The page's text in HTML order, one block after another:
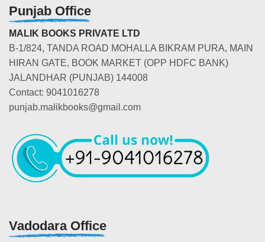
Punjab Office
MALIK BOOKS PRIVATE LTD
B-1/824, TANDA ROAD MOHALLA BIKRAM PURA, MAIN
HIRAN GATE, BOOK MARKET (OPP HDFC BANK)
JALANDHAR (PUNJAB) 144008
Contact: 9041016278
punjab.malikbooks@gmail.com
Vadodara Office